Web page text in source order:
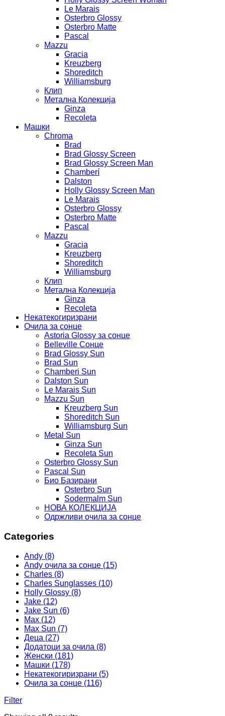
Le Marais
Osterbro Glossy
Osterbro Matte
Pascal
Mazzu
Gracia
Kreuzberg
Shoreditch
Williamsburg
Клип
Метална Колекција
Ginza
Recoleta
Машки
Chroma
Brad
Brad Glossy Screen
Brad Glossy Screen Man
Chamberí
Dalston
Holly Glossy Screen Man
Le Marais
Osterbro Glossy
Osterbro Matte
Pascal
Mazzu
Gracia
Kreuzberg
Shoreditch
Williamsburg
Клип
Метална Колекција
Ginza
Recoleta
Некатекогиризрани
Очила за сонце
Astoria Glossy за сонце
Belleville Сонце
Brad Glossy Sun
Brad Sun
Chamberi Sun
Dalston Sun
Le Marais Sun
Mazzu Sun
Kreuzberg Sun
Shoreditch Sun
Williamsburg Sun
Metal Sun
Ginza Sun
Recoleta Sun
Osterbro Glossy Sun
Pascal Sun
Био Базирани
Osterbro Sun
Sodermalm Sun
НОВА КОЛЕКЦИЈА
Одржливи очила за сонце
Categories
Andy (8)
Andy очила за сонце (15)
Charles (8)
Charles Sunglasses (10)
Holly Glossy (8)
Jake (12)
Jake Sun (6)
Max (12)
Max Sun (7)
Деца (27)
Додатоци за очила (8)
Женски (181)
Машки (178)
Некатекогиризрани (5)
Очила за сонце (116)
Filter